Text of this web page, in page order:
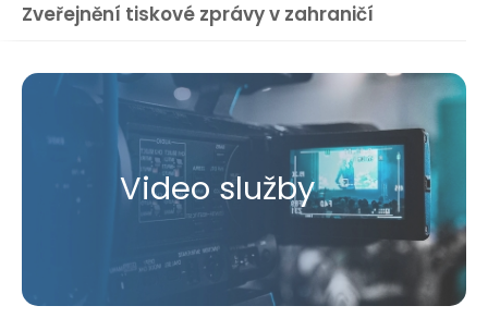
Zveřejnění tiskové zprávy v zahraničí
Video služby